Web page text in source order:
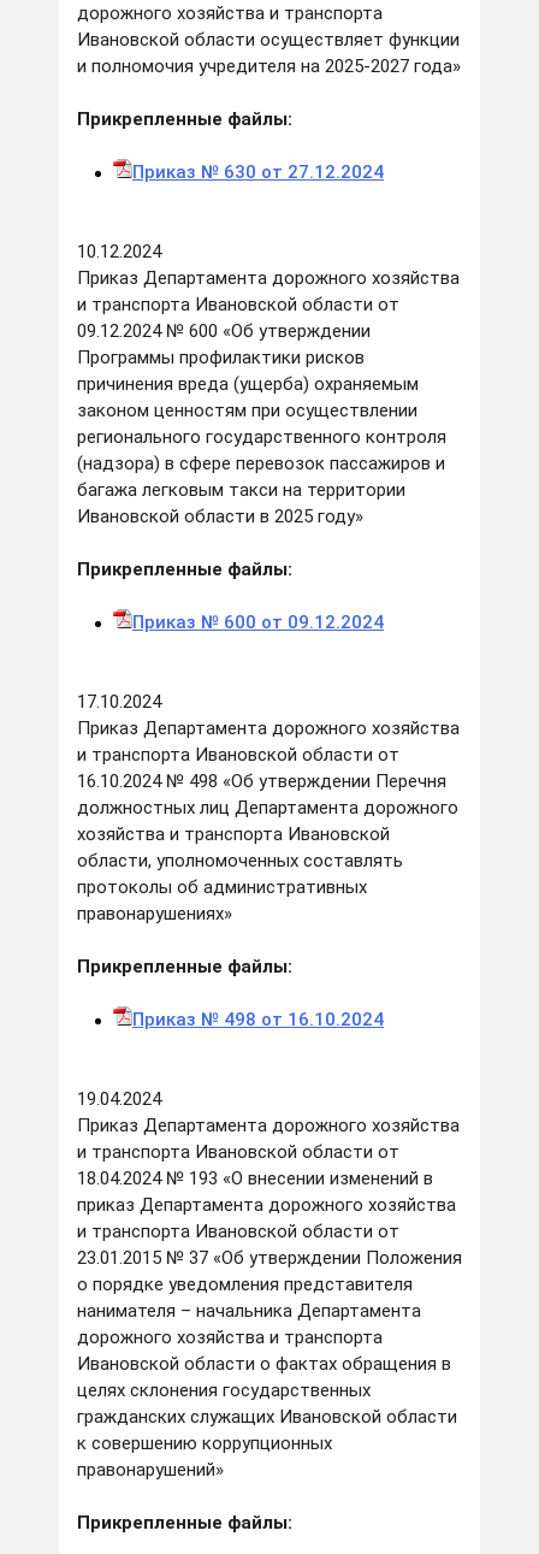
дорожного хозяйства и транспорта
Ивановской области осуществляет функции
и полномочия учредителя на 2025-2027 года»
Прикрепленные файлы:
Приказ № 630 от 27.12.2024
10.12.2024
Приказ Департамента дорожного хозяйства
и транспорта Ивановской области от
09.12.2024 № 600 «Об утверждении
Программы профилактики рисков
причинения вреда (ущерба) охраняемым
законом ценностям при осуществлении
регионального государственного контроля
(надзора) в сфере перевозок пассажиров и
багажа легковым такси на территории
Ивановской области в 2025 году»
Прикрепленные файлы:
Приказ № 600 от 09.12.2024
17.10.2024
Приказ Департамента дорожного хозяйства
и транспорта Ивановской области от
16.10.2024 № 498 «Об утверждении Перечня
должностных лиц Департамента дорожного
хозяйства и транспорта Ивановской
области, уполномоченных составлять
протоколы об административных
правонарушениях»
Прикрепленные файлы:
Приказ № 498 от 16.10.2024
19.04.2024
Приказ Департамента дорожного хозяйства
и транспорта Ивановской области от
18.04.2024 № 193 «О внесении изменений в
приказ Департамента дорожного хозяйства
и транспорта Ивановской области от
23.01.2015 № 37 «Об утверждении Положения
о порядке уведомления представителя
нанимателя – начальника Департамента
дорожного хозяйства и транспорта
Ивановской области о фактах обращения в
целях склонения государственных
гражданских служащих Ивановской области
к совершению коррупционных
правонарушений»
Прикрепленные файлы: